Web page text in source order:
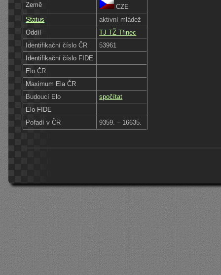
Země
CZE
Status
aktivní mládež
Oddíl
TJ TŽ Třinec
Identifikační číslo ČR
53961
Identifikační číslo FIDE
Elo ČR
Maximum Ela ČR
Budoucí Elo
spočítat
Elo FIDE
Pořadí v ČR
9359. – 16635.